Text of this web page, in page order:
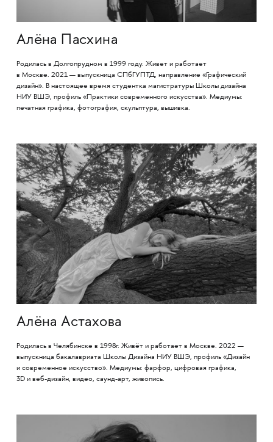
Алёна Пасхина
Родилась в Долгопрудном в 1999 году. Живет и работает
в Москве. 2021 — выпускница СПбГУПТД, направление «Графический
дизайн». В настоящее время студентка магистратуры Школы дизайна
НИУ ВШЭ, профиль «Практики современного искусства». Медиумы:
печатная графика, фотография, скульптура, вышивка.
Алёна Астахова
Родилась в Челябинске в 1998г. Живёт и работает в Москве. 2022 —
выпускница бакалавриата Школы Дизайна НИУ ВШЭ, профиль «Дизайн
и современное искусство». Медиумы: фарфор, цифровая графика,
3D и веб-дизайн, видео, саунд-арт, живопись.